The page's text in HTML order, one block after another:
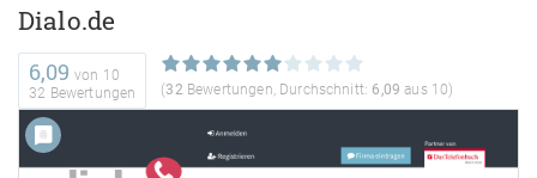
Dialo.de
6,09 von 10
32 Bewertungen
(32Bewertungen, Durchschnitt: 6,09 aus 10)